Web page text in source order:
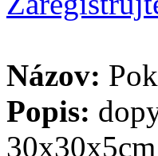
Názov:
Popis: